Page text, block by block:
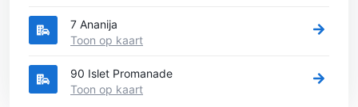
7 Ananija
Toon op kaart
90 Islet Promanade
Toon op kaart